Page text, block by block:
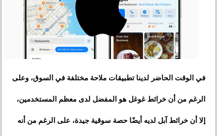
في الوقت الحاضر لدينا تطبيقات ملاحة مختلفة في السوق، وعلى
الرغم من أن خرائط غوغل هو المفضل لدى معظم المستخدمين،
إلا أن خرائط آبل لديه أيضًا حصة سوقية جيدة، على الرغم من أنه